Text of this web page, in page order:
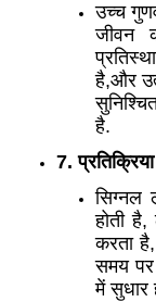
उच्च
जीवन
है,और
है.
7.
सिग्नल
होती
करता
समय पर
में सुधार